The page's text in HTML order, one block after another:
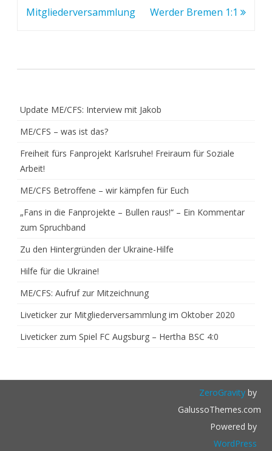
Mitgliederversammlung
Werder Bremen 1:1
Update ME/CFS: Interview mit Jakob
ME/CFS – was ist das?
Freiheit fürs Fanprojekt Karlsruhe! Freiraum für Soziale
Arbeit!
ME/CFS Betroffene – wir kämpfen für Euch
„Fans in die Fanprojekte – Bullen raus!“ – Ein Kommentar
zum Spruchband
Zu den Hintergründen der Ukraine-Hilfe
Hilfe für die Ukraine!
ME/CFS: Aufruf zur Mitzeichnung
Liveticker zur Mitgliederversammlung im Oktober 2020
Liveticker zum Spiel FC Augsburg – Hertha BSC 4:0
ZeroGravityby
GalussoThemes.com
Powered by
WordPress